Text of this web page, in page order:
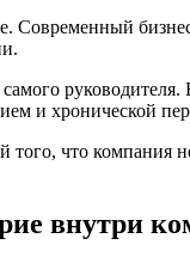
и хронической
что компания
внутри